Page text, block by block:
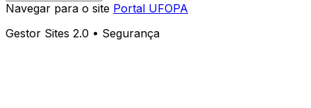
Navegar para o site Portal UFOPA
Gestor Sites 2.0 • Segurança